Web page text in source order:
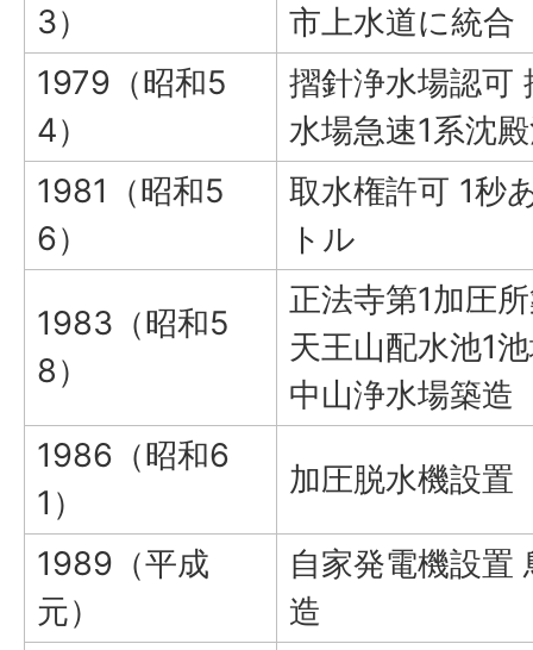
3）
市上水道に統合
1979（昭和5
4）
摺針浄水場認可
水場急速1系沈
1981（昭和5
6）
取水権許可 1秒
トル
1983（昭和5
8）
正法寺第1加圧
天王山配水池1
中山浄水場築造
1986（昭和6
1）
加圧脱水機設置
1989（平成
元）
自家発電機設置
造